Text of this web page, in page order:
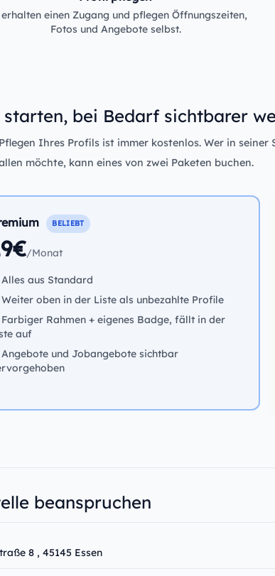
erhalten einen Zugang und pflegen Öffnungszeiten,
Fotos und Angebote selbst.
starten, bei Bedarf sichtbarer
Ihres Profils ist immer kostenlos. Wer in seiner
möchte, kann eines von zwei Paketen buchen.
BELIEBT
/Monat
aus Standard
oben in der Liste als unbezahlte Profile
Rahmen + eigenes Badge, fällt in der
auf
und Jobangebote sichtbar
beanspruchen
8 , 45145 Essen